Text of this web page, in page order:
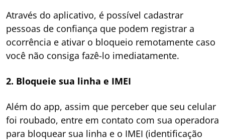
Através do aplicativo, é possível cadastrar
pessoas de confiança que podem registrar a
ocorrência e ativar o bloqueio remotamente caso
você não consiga fazê-lo imediatamente.
2. Bloqueie sua linha e IMEI
Além do app, assim que perceber que seu celular
foi roubado, entre em contato com sua operadora
para bloquear sua linha e o IMEI (identificação